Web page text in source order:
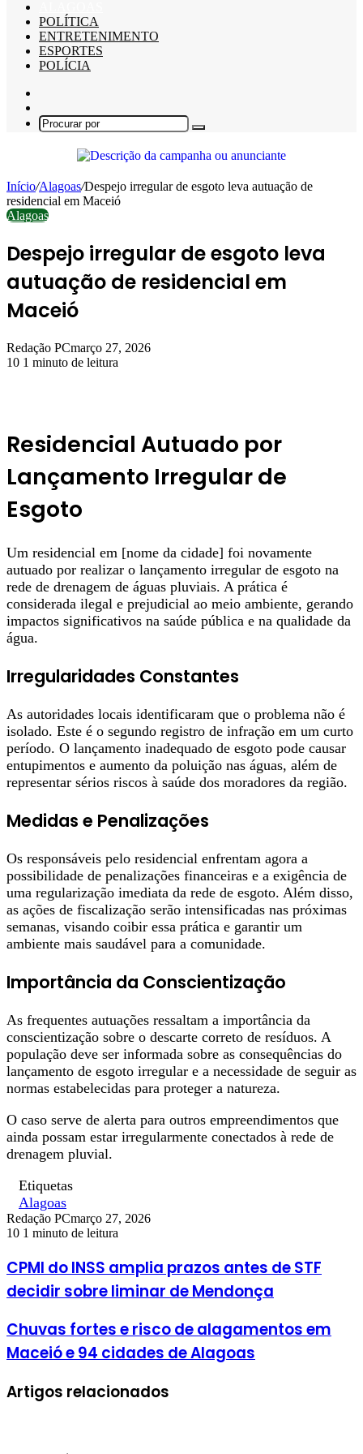
POLÍTICA
ENTRETENIMENTO
ESPORTES
POLÍCIA
skin
Procurar
Início/Alagoas/Despejo irregular de esgoto leva autuação de
residencial em Maceió
Alagoas
Despejo irregular de esgoto leva
autuação de residencial em
Maceió
Redação PCmarço 27, 2026
10 1 minuto de leitura
Residencial Autuado por
Lançamento Irregular de
Esgoto
Um residencial em [nome da cidade] foi novamente
autuado por realizar o lançamento irregular de esgoto na
rede de drenagem de águas pluviais. A prática é
considerada ilegal e prejudicial ao meio ambiente, gerando
impactos significativos na saúde pública e na qualidade da
água.
Irregularidades Constantes
As autoridades locais identificaram que o problema não é
isolado. Este é o segundo registro de infração em um curto
período. O lançamento inadequado de esgoto pode causar
entupimentos e aumento da poluição nas águas, além de
representar sérios riscos à saúde dos moradores da região.
Medidas e Penalizações
Os responsáveis pelo residencial enfrentam agora a
possibilidade de penalizações financeiras e a exigência de
uma regularização imediata da rede de esgoto. Além disso,
as ações de fiscalização serão intensificadas nas próximas
semanas, visando coibir essa prática e garantir um
ambiente mais saudável para a comunidade.
Importância da Conscientização
As frequentes autuações ressaltam a importância da
conscientização sobre o descarte correto de resíduos. A
população deve ser informada sobre as consequências do
lançamento de esgoto irregular e a necessidade de seguir as
normas estabelecidas para proteger a natureza.
O caso serve de alerta para outros empreendimentos que
ainda possam estar irregularmente conectados à rede de
drenagem pluvial.
Etiquetas
Alagoas
Redação PCmarço 27, 2026
10 1 minuto de leitura
CPMI do INSS amplia prazos antes de STF
decidir sobre liminar de Mendonça
Chuvas fortes e risco de alagamentos em
Maceió e 94 cidades de Alagoas
Artigos relacionados